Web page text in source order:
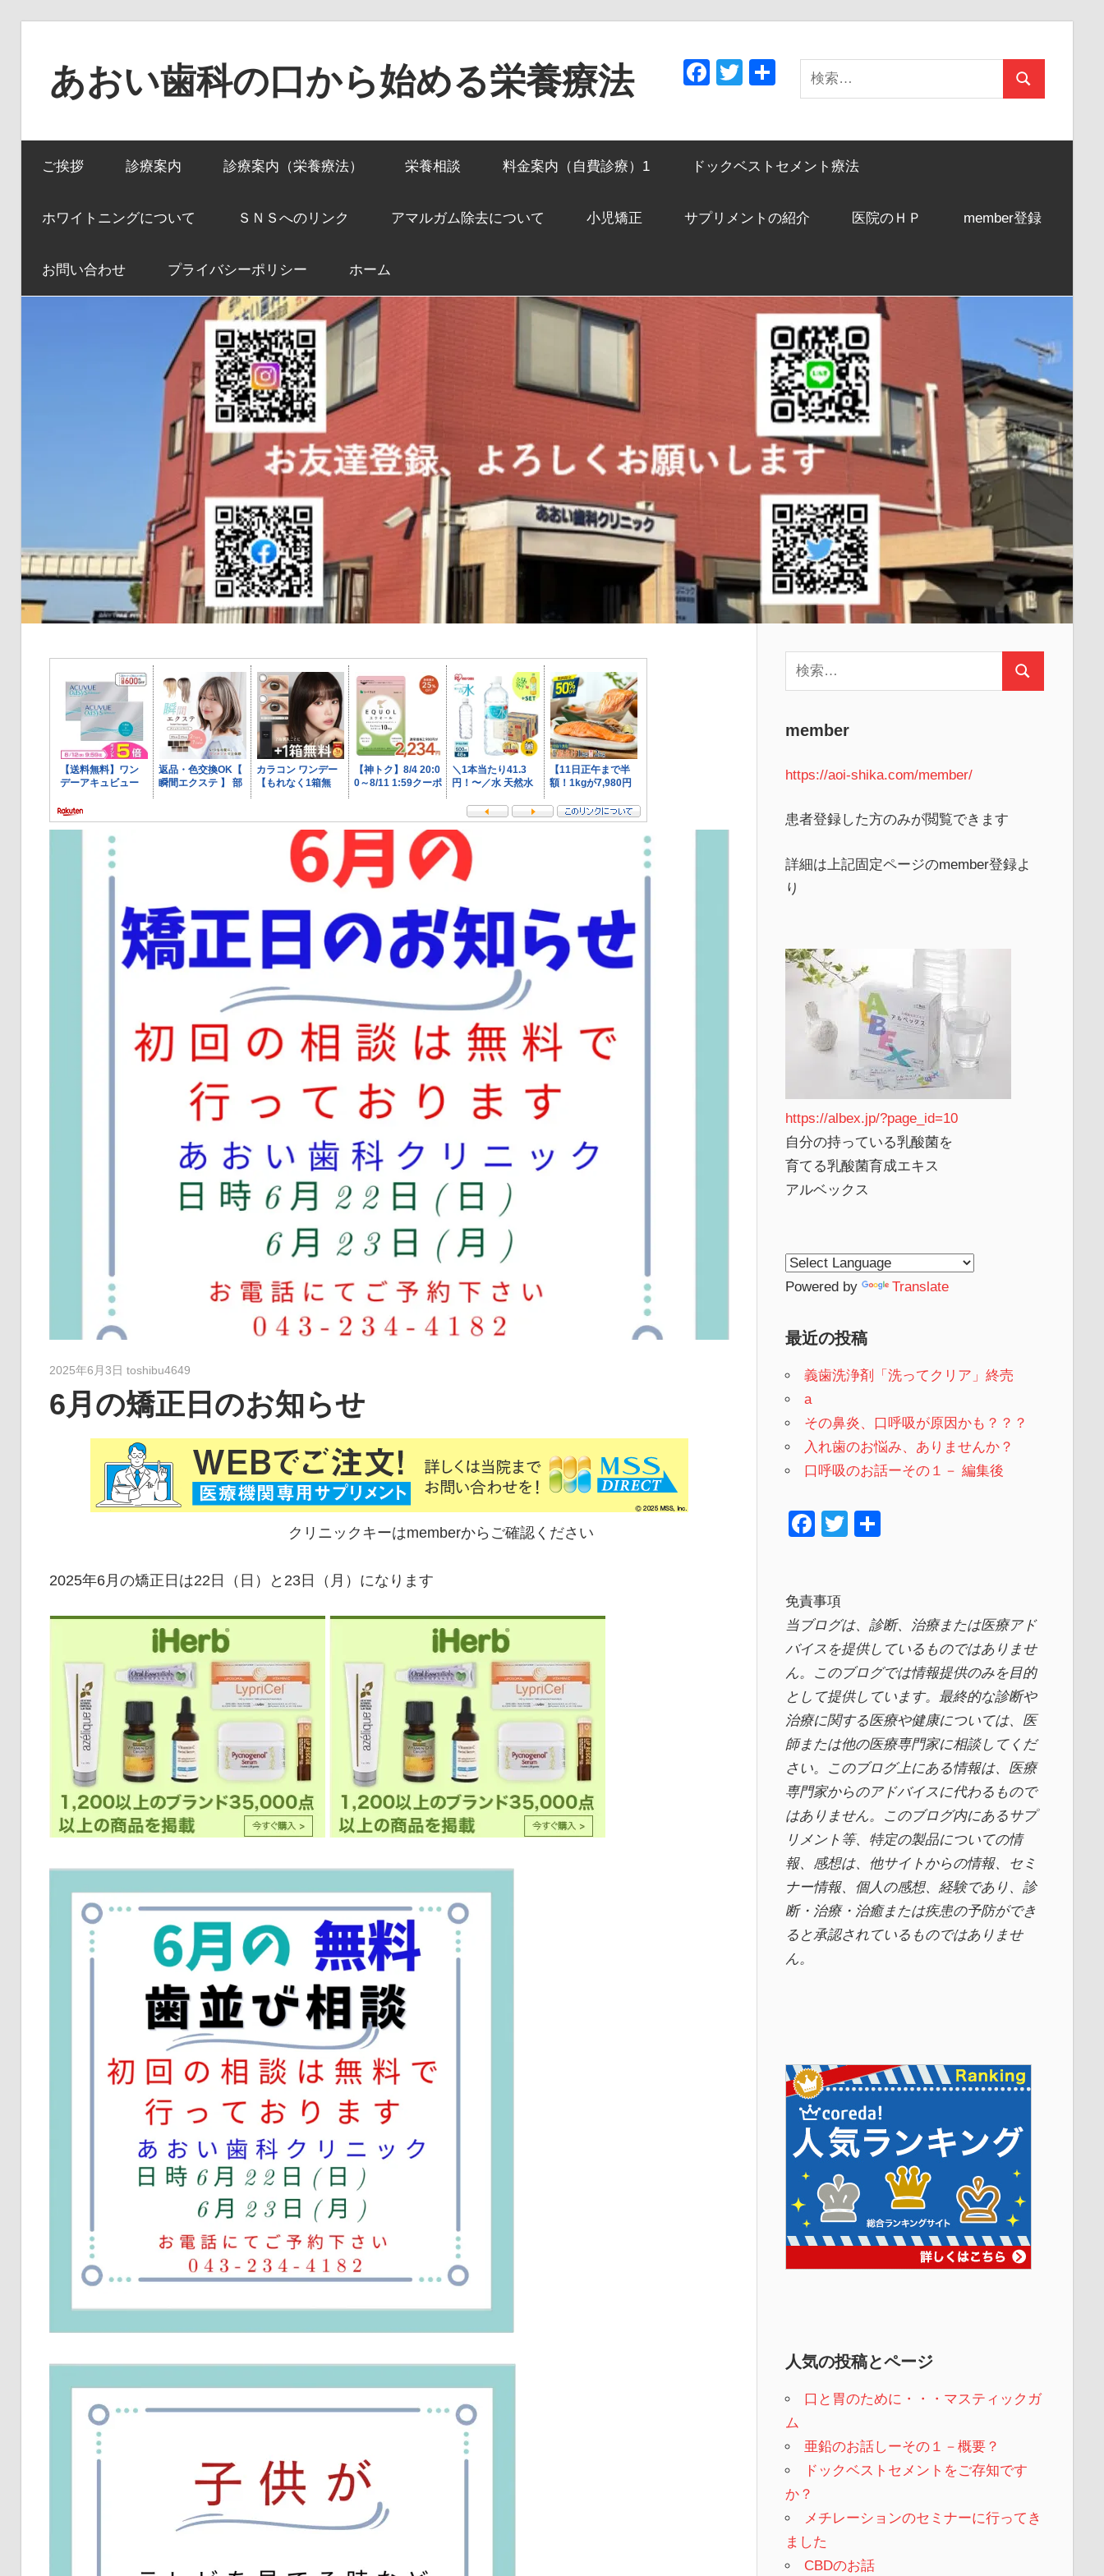
あおい歯科の口から始める栄養療法
か
ら
身
全
ブ
ロ
索:
検
Facebook
Twitter
有
ご挨拶 診療案内 診療案内（栄養療法） 栄養相談 料金案内（自費診療）1 ドックベストセメント療法
ホワイトニングについて ＳＮＳへのリンク アマルガム除去について 小児矯正 サプリメントの紹介 医院のＨＰ member登録
お問い合わせ プライバシーポリシー ホーム
2025年6月3日 toshibu4649
6月の矯正日のお知らせ
クリニックキーはmemberからご確認ください
2025年6月の矯正日は22日（日）と23日（月）になります
索:
検
member
https://aoi-shika.com/member/
患者登録した方のみが閲覧できます
詳細は上記固定ページのmember登録よ
り
https://albex.jp/?page_id=10
自分の持っている乳酸菌を
育てる乳酸菌育成エキス
アルベックス
Powered by Translate
最近の投稿
義歯洗浄剤「洗ってクリア」終売
a
その鼻炎、口呼吸が原因かも？？？
入れ歯のお悩み、ありませんか？
口呼吸のお話ーその１－ 編集後
F
e
b
o
o
k
T 共
免責事項
当ブログは、診断、治療または医療アド
バイスを提供しているものではありませ
ん。このブログでは情報提供のみを目的
として提供しています。最終的な診断や
治療に関する医療や健康については、医
師または他の医療専門家に相談してくだ
さい。このブログ上にある情報は、医療
専門家からのアドバイスに代わるもので
はありません。このブログ内にあるサプ
リメント等、特定の製品についての情
報、感想は、他サイトからの情報、セミ
ナー情報、
個人の感想、経験であり、診
断・治療・治癒または疾患の予防ができ
ると承認されているものではありませ
ん。
人気の投稿とページ
口と胃のために・・・マスティックガ
ム
亜鉛のお話しーその１－概要？
ドックベストセメントをご存知です
か？
メチレーションのセミナーに行ってき
ました
CBDのお話